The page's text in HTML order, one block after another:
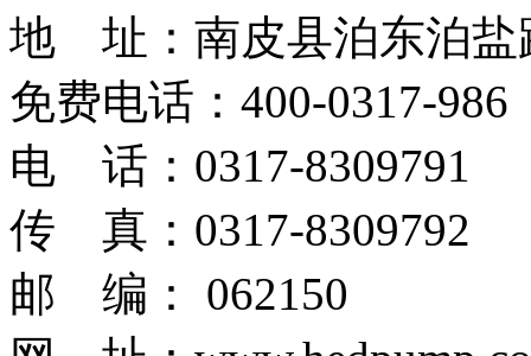
地 址：南皮县泊东泊盐
免费电话：400-0317-986
电 话：0317-8309791
传 真：0317-8309792
邮 编： 062150